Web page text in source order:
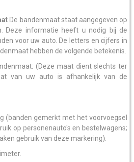
De bandenmaat staat aangegeven op
Deze informatie heeft u nodig bij de
voor uw auto. De letters en cijfers in
hebben de volgende betekenis.
(Deze maat dient slechts ter
van uw auto is afhankelijk van de
(banden gemerkt met het voorvoegsel
op personenauto's en bestelwagens;
gebruik van deze markering).